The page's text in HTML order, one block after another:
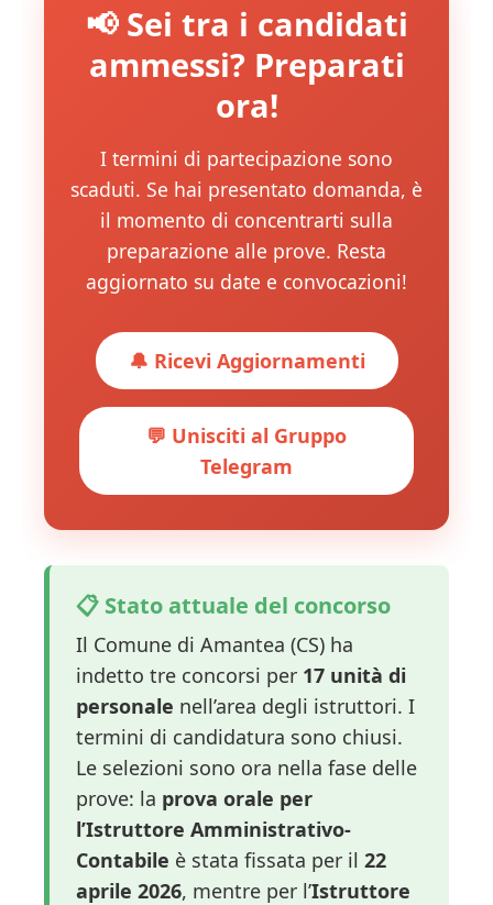
📢 Sei tra i candidati
ammessi? Preparati
ora!
I termini di partecipazione sono
scaduti. Se hai presentato domanda, è
il momento di concentrarti sulla
preparazione alle prove. Resta
aggiornato su date e convocazioni!
🔔 Ricevi Aggiornamenti
💬 Unisciti al Gruppo
Telegram
📋 Stato attuale del concorso
Il Comune di Amantea (CS) ha
indetto tre concorsi per 17 unità di
personale nell’area degli istruttori. I
termini di candidatura sono chiusi.
Le selezioni sono ora nella fase delle
prove: la prova orale per
l’Istruttore Amministrativo-
Contabile è stata fissata per il 22
aprile 2026, mentre per l’Istruttore